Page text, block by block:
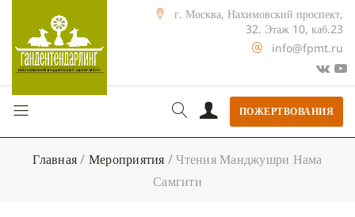
г. Москва, Нахимовский проспект,
32. Этаж 10, каб.23
info@fpmt.ru
ПОЖЕРТВОВАНИЯ
Главная/ Мероприятия /Чтения Манджушри Нама
Самгити